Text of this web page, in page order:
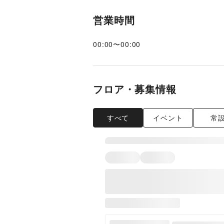
営業時間
00:00〜00:00
フロア・募集情報
すべて イベント 常